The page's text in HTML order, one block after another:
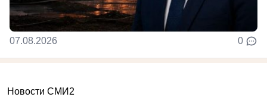
07.08.2026 0
Новости СМИ2